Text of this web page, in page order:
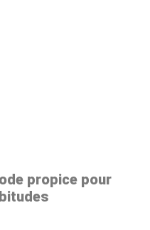
propice pour